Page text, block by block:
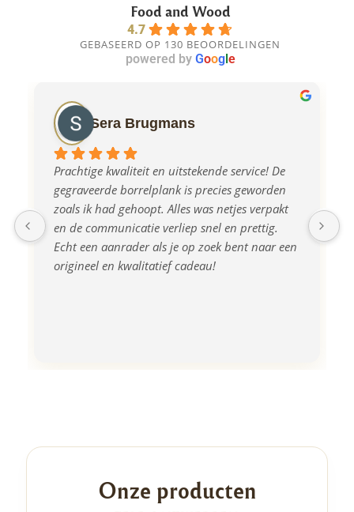
Food and Wood
4.7
GEBASEERD OP 130 BEOORDELINGEN
powered by Googl e
Sera Brugmans
Prachtige kwaliteit en uitstekende service! De
gegraveerde borrelplank is precies geworden
zoals ik had gehoopt. Alles was netjes verpakt
en de communicatie verliep snel en prettig.
Echt een aanrader als je op zoek bent naar een
origineel en kwalitatief cadeau!
Onze producten